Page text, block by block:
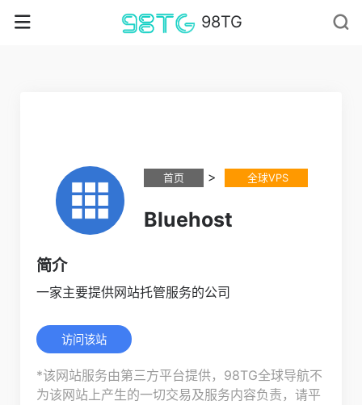
98TG
首页 > 全球VPS
Bluehost
简介
一家主要提供网站托管服务的公司
访问该站
*该网站服务由第三方平台提供，98TG全球导航不
为该网站上产生的一切交易及服务内容负责，请平